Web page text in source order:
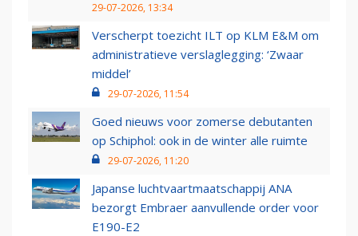
29-07-2026, 13:34
Verscherpt toezicht ILT op KLM E&M om
administratieve verslaglegging: ‘Zwaar
middel’
29-07-2026, 11:54
Goed nieuws voor zomerse debutanten
op Schiphol: ook in de winter alle ruimte
29-07-2026, 11:20
Japanse luchtvaartmaatschappij ANA
bezorgt Embraer aanvullende order voor
E190-E2